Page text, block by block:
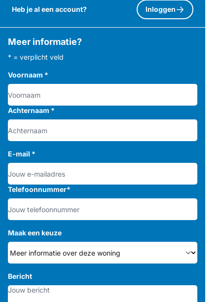
Heb je al een account? Inloggen
Meer informatie?
* = verplicht veld
Voornaam *
Achternaam *
E-mail *
Telefoonnummer*
Maak een keuze
Bericht